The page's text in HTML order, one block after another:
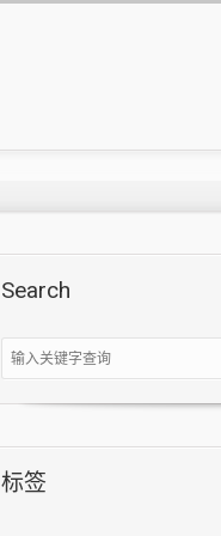
Search
标签